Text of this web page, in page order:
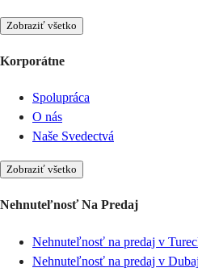
Zobraziť všetko
Korporátne
Spolupráca
O nás
Naše Svedectvá
Zobraziť všetko
Nehnuteľnosť Na Predaj
Nehnuteľnosť na predaj v
Nehnuteľnosť na predaj v